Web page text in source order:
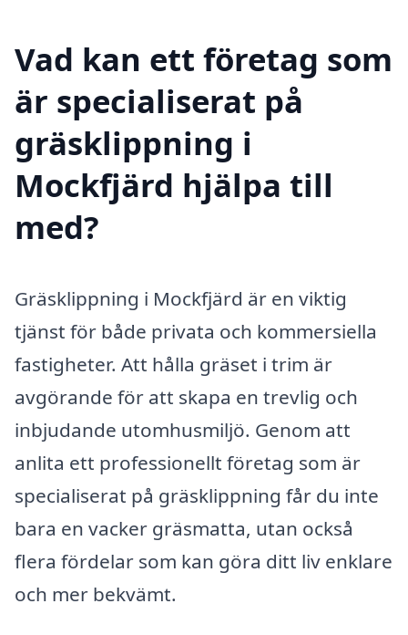
Vad kan ett företag som
är specialiserat på
gräsklippning i
Mockfjärd hjälpa till
med?
Gräsklippning i Mockfjärd är en viktig
tjänst för både privata och kommersiella
fastigheter. Att hålla gräset i trim är
avgörande för att skapa en trevlig och
inbjudande utomhusmiljö. Genom att
anlita ett professionellt företag som är
specialiserat på gräsklippning får du inte
bara en vacker gräsmatta, utan också
flera fördelar som kan göra ditt liv enklare
och mer bekvämt.